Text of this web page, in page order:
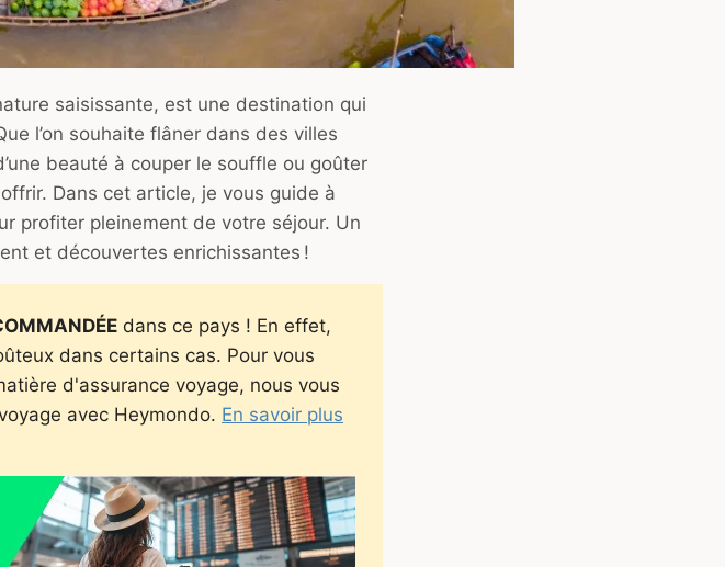
saisissante, est une destination qui
l’on souhaite flâner dans des villes
beauté à couper le souffle ou goûter
Dans cet article, je vous guide à
profiter pleinement de votre séjour. Un
et découvertes enrichissantes !
dans ce pays ! En effet,
dans certains cas. Pour vous
d'assurance voyage, nous vous
avec Heymondo. En savoir plus